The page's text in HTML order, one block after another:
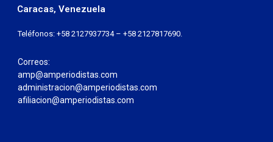
Caracas, Venezuela
Teléfonos: +58 2127937734 – +58 2127817690.
Correos:
amp@amperiodistas.com
administracion@amperiodistas.com
afiliacion@amperiodistas.com